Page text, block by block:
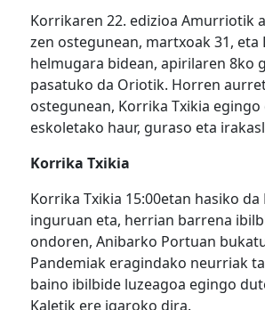
Korrikaren 22. edizioa Amurriotik
zen ostegunean, martxoak 31, eta
helmugara bidean, apirilaren 8ko
pasatuko da Oriotik. Horren
ostegunean, Korrika Txikia
eskoletako haur, guraso eta
Korrika Txikia
Korrika Txikia 15:00etan hasiko
inguruan eta, herrian barrena
ondoren, Anibarko Portuan
Pandemiak eragindako neurriak
baino ibilbide luzeagoa egingo
Kaletik ere igaroko dira.